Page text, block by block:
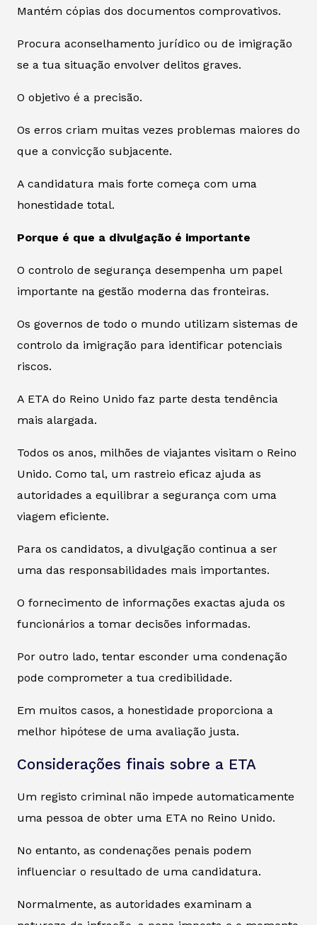
Mantém cópias dos documentos comprovativos.
Procura aconselhamento jurídico ou de imigração
se a tua situação envolver delitos graves.
O objetivo é a precisão.
Os erros criam muitas vezes problemas maiores do
que a convicção subjacente.
A candidatura mais forte começa com uma
honestidade total.
Porque é que a divulgação é importante
O controlo de segurança desempenha um papel
importante na gestão moderna das fronteiras.
Os governos de todo o mundo utilizam sistemas de
controlo da imigração para identificar potenciais
riscos.
A ETA do Reino Unido faz parte desta tendência
mais alargada.
Todos os anos, milhões de viajantes visitam o Reino
Unido. Como tal, um rastreio eficaz ajuda as
autoridades a equilibrar a segurança com uma
viagem eficiente.
Para os candidatos, a divulgação continua a ser
uma das responsabilidades mais importantes.
O fornecimento de informações exactas ajuda os
funcionários a tomar decisões informadas.
Por outro lado, tentar esconder uma condenação
pode comprometer a tua credibilidade.
Em muitos casos, a honestidade proporciona a
melhor hipótese de uma avaliação justa.
Considerações finais sobre a ETA
Um registo criminal não impede automaticamente
uma pessoa de obter uma ETA no Reino Unido.
No entanto, as condenações penais podem
influenciar o resultado de uma candidatura.
Normalmente, as autoridades examinam a